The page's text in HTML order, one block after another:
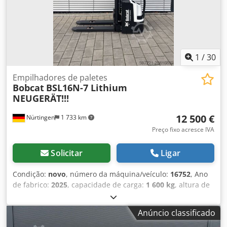
1 /30
Nürtingen 1 733 km
Empilhadores de paletes
Bobcat BSL16N-7 Lithium
NEUGERÄT!!!
12 500 €
Preço fixo acresce IVA
Solicitar Ligar
Condição: novo, número da máquina/veículo: 16752, Ano
de fabrico: 2025, capacidade de carga: 1 600 kg, altura de
, elevação livre:
carga:600 mm, tipo de combustível:elétrico, tipo de
mastro:
, altura de construção:2 408 mm, tensão da
Anúncio classificado